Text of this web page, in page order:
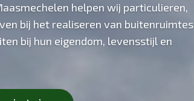
helpen wij particulieren,
bij het realiseren van buitenruimtes
bij hun eigendom, levensstijl en